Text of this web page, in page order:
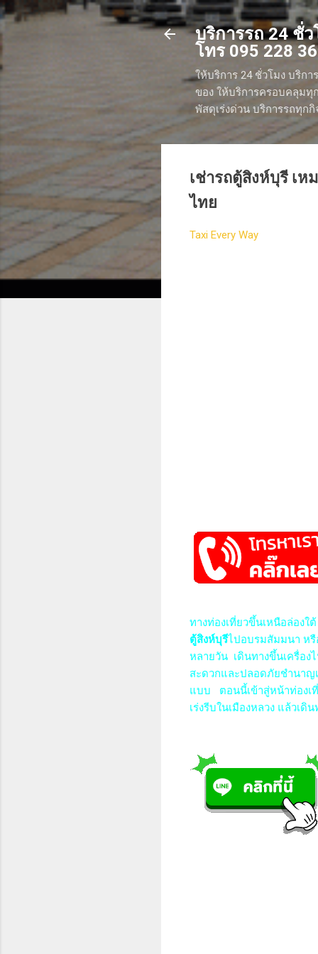
บริการรถ 24 ชั่
โทร 095 228
ให้บริการ 24 ชั่วโมง บริก
ของ ให้บริการครอบคลุมทุ
พัสดุเร่งด่วน บริการรถทุก
เช่ารถตู้สิงห์บุรี เห
ไทย
Taxi Every Way
ทางท่องเที่ยวขึ้นเหนือล่องใ
ตู้สิงห์บุรีไปอบรมสัมมนา ห
หลายวัน เดินทางขึ้นเครื่อง
สะดวกและปลอดภัยชำนาญ
แบบ ตอนนี้เข้าสู่หน้าท่องเ
เร่งรีบในเมืองหลวง แล้วเ